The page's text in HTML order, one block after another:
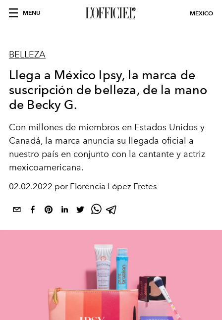
MENU MEXICO
BELLEZA
Llega a México Ipsy, la marca de
suscripción de belleza, de la mano
de Becky G.
Con millones de miembros en Estados Unidos y
Canadá, la marca anuncia su llegada oficial a
nuestro país en conjunto con la cantante y actriz
mexicoamericana.
02.02.2022 por Florencia López Fretes